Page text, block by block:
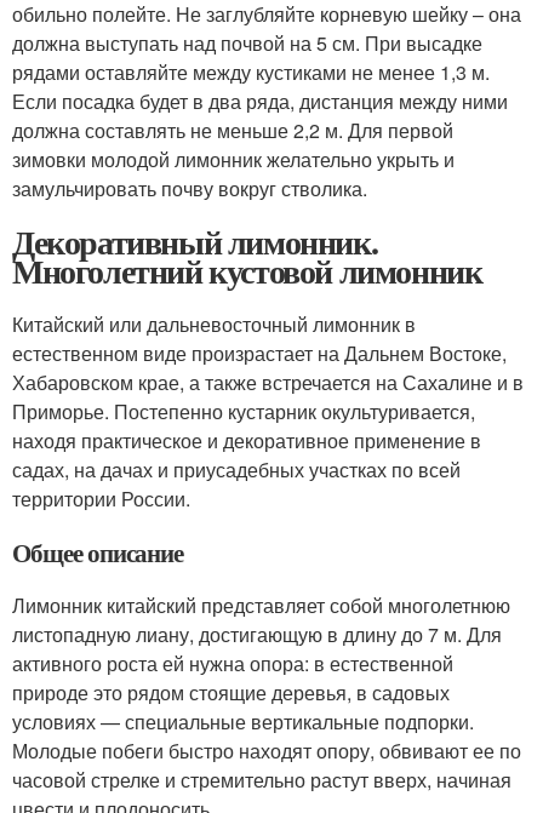
обильно полейте. Не заглубляйте корневую шейку – она
должна выступать над почвой на 5 см. При высадке
рядами оставляйте между кустиками не менее 1,3 м.
Если посадка будет в два ряда, дистанция между ними
должна составлять не меньше 2,2 м. Для первой
зимовки молодой лимонник желательно укрыть и
замульчировать почву вокруг стволика.
Декоративный лимонник.
Многолетний кустовой лимонник
Китайский или дальневосточный лимонник в
естественном виде произрастает на Дальнем Востоке,
Хабаровском крае, а также встречается на Сахалине и в
Приморье. Постепенно кустарник окультуривается,
находя практическое и декоративное применение в
садах, на дачах и приусадебных участках по всей
территории России.
Общее описание
Лимонник китайский представляет собой многолетнюю
листопадную лиану, достигающую в длину до 7 м. Для
активного роста ей нужна опора: в естественной
природе это рядом стоящие деревья, в садовых
условиях — специальные вертикальные подпорки.
Молодые побеги быстро находят опору, обвивают ее по
часовой стрелке и стремительно растут вверх, начиная